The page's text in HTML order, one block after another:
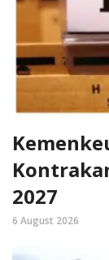
2027
6 August 2026